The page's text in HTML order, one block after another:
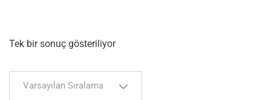
Tek bir sonuç gösteriliyor
Varsayılan Sıralama